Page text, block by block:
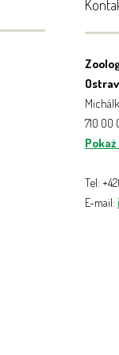
710 00
Tel:
E-mail: